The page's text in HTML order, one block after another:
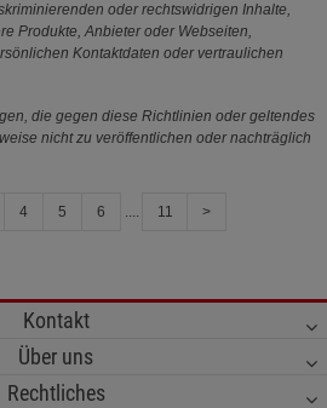
oder rechtswidrigen Inhalte,
Produkte, Anbieter oder Webseiten,
Kontaktdaten oder vertraulichen
die gegen diese Richtlinien oder geltendes
nicht zu veröffentlichen oder nachträglich
4 5 6 .... 11 >
Kontakt
Über uns
Rechtliches